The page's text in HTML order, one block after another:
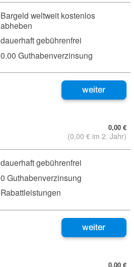
Bargeld weltweit kostenlos
abheben
dauerhaft gebührenfrei
0.00 Guthabenverzinsung
weiter
0,00 €
(0,00 € im 2. Jahr)
dauerhaft gebührenfrei
0 Guthabenverzinsung
Rabattleistungen
weiter
0,00 €